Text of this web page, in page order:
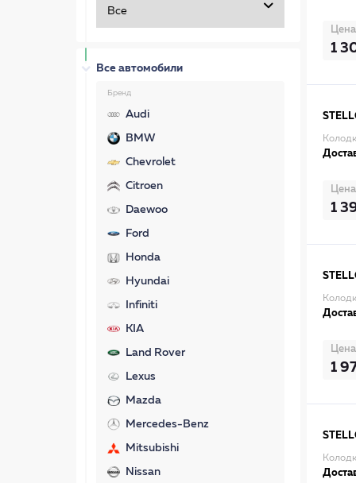
Все автомобили
Бренд
Audi
BMW
Chevrolet
Citroen
Daewoo
Ford
Honda
Hyundai
Infiniti
KIA
Land Rover
Lexus
Mazda
Mercedes-Benz
Mitsubishi
Nissan
Цена
1
Цена
1
Цена
1